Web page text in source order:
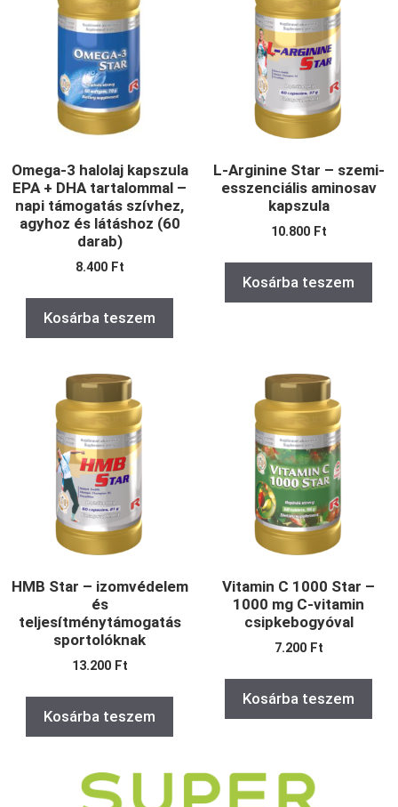
Omega-3 halolaj kapszula
EPA + DHA tartalommal –
napi támogatás szívhez,
agyhoz és látáshoz (60
darab)
8.400 Ft
Kosárba teszem
L-Arginine Star – szemi-
esszenciális aminosav
kapszula
10.800 Ft
Kosárba teszem
HMB Star – izomvédelem
és
teljesítménytámogatás
sportolóknak
13.200 Ft
Kosárba teszem
Vitamin C 1000 Star –
1000 mg C-vitamin
csipkebogyóval
7.200 Ft
Kosárba teszem